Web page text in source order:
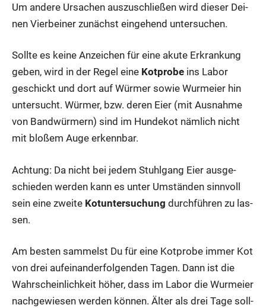
Um ande­re Ursa­chen aus­zu­schlie­ßen wird die­ser Dei­
nen Vier­bei­ner zunächst ein­ge­hend unter­su­chen.
Soll­te es kei­ne Anzei­chen für eine aku­te Erkran­kung
geben, wird in der Regel eine Kot­pro­be ins Labor
geschickt und dort auf Wür­mer sowie Wurm­ei­er hin
unter­sucht. Wür­mer, bzw. deren Eier (mit Aus­nah­me
von Band­wür­mern) sind im Hun­de­kot näm­lich nicht
mit blo­ßem Auge erkenn­bar.
Ach­tung: Da nicht bei jedem Stuhl­gang Eier aus­ge­
schie­den wer­den kann es unter Umstän­den sinn­voll
sein eine zwei­te Kot­un­ter­su­chung durch­füh­ren zu las­
sen.
Am bes­ten sam­melst Du für eine Kot­pro­be immer Kot
von drei auf­ein­an­der­fol­gen­den Tagen. Dann ist die
Wahr­schein­lich­keit höher, dass im Labor die Wurm­ei­er
nach­ge­wie­sen wer­den kön­nen. Älter als drei Tage soll­